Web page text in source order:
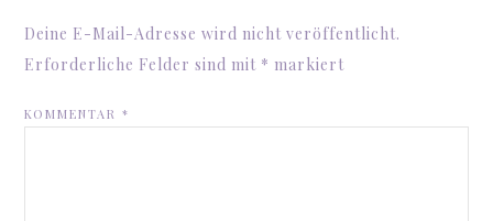
Deine E-Mail-Adresse wird nicht veröffentlicht.
Erforderliche Felder sind mit * markiert
KOMMENTAR*